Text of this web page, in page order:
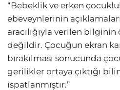
“Bebeklik ve erken
ebeveynlerinin
aracılığıyla verilen
değildir. Çocuğun ekran
bırakılması sonucunda
gerilikler ortaya çıktığı
ispatlanmıştır.”